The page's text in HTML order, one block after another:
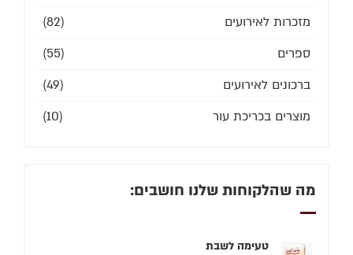
מזכרות לאירועים
(82)
ספרים
(55)
ברכונים לאירועים
(49)
מוצרים בכריכת עור
(10)
מה שהלקוחות שלנו חושבים:
טעימה לשבת